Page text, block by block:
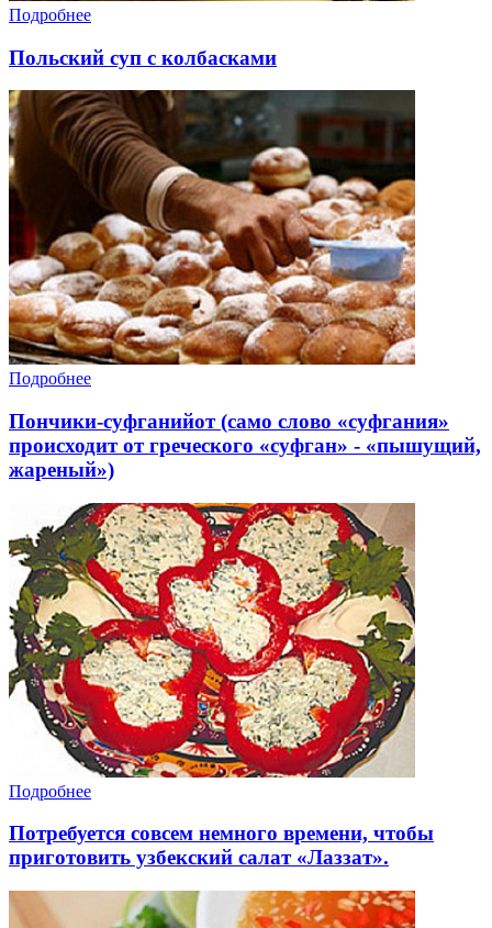
Подробнее
Польский суп с колбасками
Подробнее
Пончики-суфганийот (само слово «суфгания»
происходит от греческого «суфган» - «пышущий,
жареный»)
Подробнее
Потребуется совсем немного времени, чтобы
приготовить узбекский салат «Лаззат».